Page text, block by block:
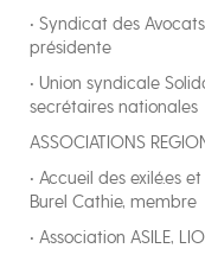
• Syndicat des
présidente
• Union syndicale
secrétaires nationales
ASSOCIATIONS
• Accueil des exilé.es
Burel Cathie, membre
• Association ASILE,